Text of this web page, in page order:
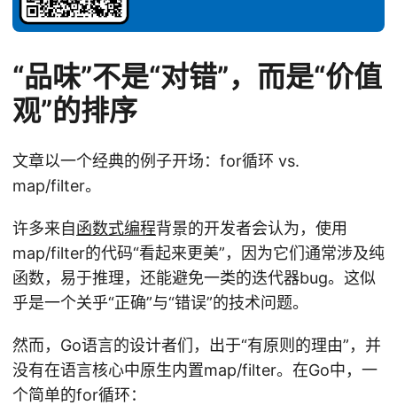
“品味”不是“对错”，而是“价值
观”的排序
文章以一个经典的例子开场：for循环 vs.
map/filter。
许多来自函数式编程背景的开发者会认为，使用
map/filter的代码“看起来更美”，因为它们通常涉及纯
函数，易于推理，还能避免一类的迭代器bug。这似
乎是一个关乎“正确”与“错误”的技术问题。
然而，Go语言的设计者们，出于“有原则的理由”，并
没有在语言核心中原生内置map/filter。在Go中，一
个简单的for循环：